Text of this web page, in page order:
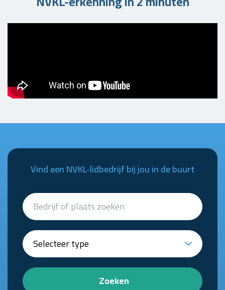
Vind een NVKL-lidbedrijf bij jou in de buurt
Zoeken